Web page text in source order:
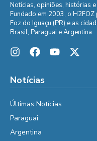
Notícias, opiniões, histórias
Fundado em 2003, o
Foz do Iguaçu (PR) e as
Brasil, Paraguai e Argentina.
Notícias
Últimas Notícias
Paraguai
Argentina